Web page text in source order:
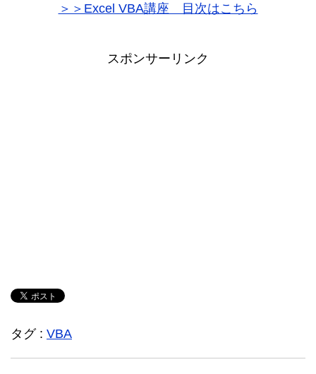
＞＞Excel VBA講座 目次はこちら
スポンサーリンク
タグ : VBA